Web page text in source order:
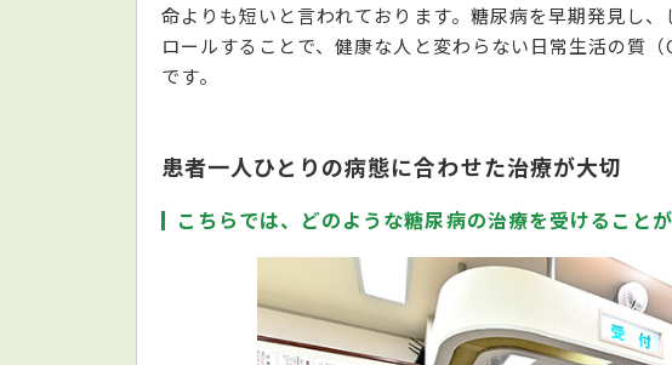
命よりも短いと言われております。糖尿病を早期発見し
ロールすることで、健康な人と変わらない日常生活の質
です。
患者一人ひとりの病態に合わせた治療が大切
こちらでは、どのような糖尿病の治療を受けること